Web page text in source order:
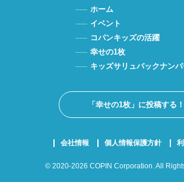
ホーム
イベント
コパンキッズの活躍
幸せの1枚
キッズサリュバックナン
「幸せの1枚」に投稿する！
会社情報 個人情報保護方針
© 2020-2026 COPIN Corporation. All